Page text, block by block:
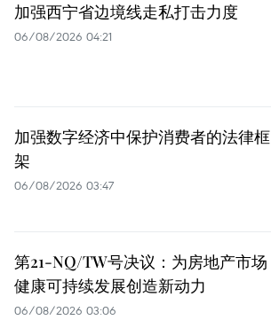
加强西宁省边境线走私打击力度
06/08/2026 04:21
加强数字经济中保护消费者的法律框
架
06/08/2026 03:47
第21-NQ/TW号决议：为房地产市场
健康可持续发展创造新动力
06/08/2026 03:06